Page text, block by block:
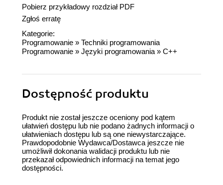
Pobierz przykładowy rozdział PDF
Zgłoś erratę
Kategorie:
Programowanie » Techniki programowania
Programowanie » Języki programowania » C++
Dostępność produktu
Produkt nie został jeszcze oceniony pod kątem
ułatwień dostępu lub nie podano żadnych informacji o
ułatwieniach dostępu lub są one niewystarczające.
Prawdopodobnie Wydawca/Dostawca jeszcze nie
umożliwił dokonania walidacji produktu lub nie
przekazał odpowiednich informacji na temat jego
dostępności.